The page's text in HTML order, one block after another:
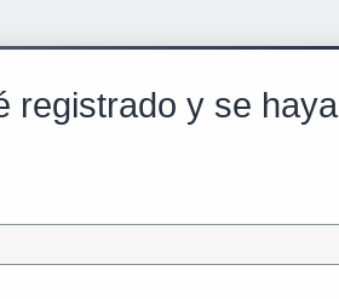
registrado y se haya